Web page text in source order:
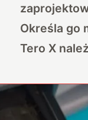
Określa go
Tero X